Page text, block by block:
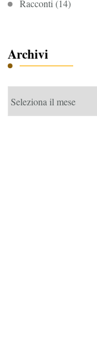
Racconti (14)
Archivi